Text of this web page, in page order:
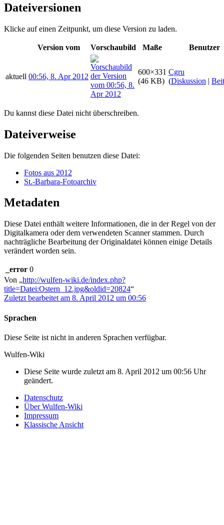
Dateiversionen
Klicke auf einen Zeitpunkt, um diese Version zu laden.
Version vom Vorschaubild Maße Benutzer
aktuell 00:56, 8. Apr 2012
600×331
(46 KB)
Cgru
(Diskussion |
Du kannst diese Datei nicht überschreiben.
Dateiverweise
Die folgenden Seiten benutzen diese Datei:
Fotos aus 2012
St.-Barbara-Fotoarchiv
Metadaten
Diese Datei enthält weitere Informationen, die in der Regel von der
Digitalkamera oder dem verwendeten Scanner stammen. Durch
nachträgliche Bearbeitung der Originaldatei können einige Details
verändert worden sein.
_error 0
Von „http://wulfen-wiki.de/index.php?
title=Datei:Ostern_12.jpg&oldid=20824“
Zuletzt bearbeitet am 8. April 2012 um 00:56
Sprachen
Diese Seite ist nicht in anderen Sprachen verfügbar.
Wulfen-Wiki
Diese Seite wurde zuletzt am 8. April 2012 um 00:56 Uhr
geändert.
Datenschutz
Über Wulfen-Wiki
Impressum
Klassische Ansicht